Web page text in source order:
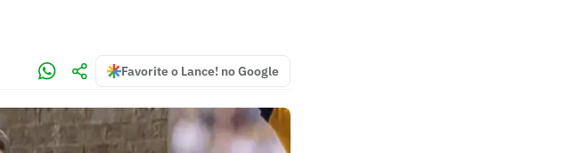
Favorite o Lance! no Google